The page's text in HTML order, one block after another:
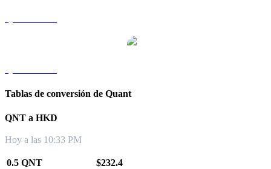
Tablas de conversión de Quant
QNT a HKD
Hoy a las 10:33 PM
0.5 QNT
$232.4